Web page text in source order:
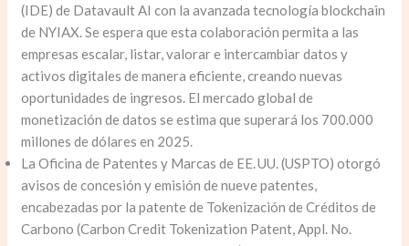
(IDE) de Datavault AI con la avanzada tecnología blockchain
de NYIAX. Se espera que esta colaboración permita a las
empresas escalar, listar, valorar e intercambiar datos y
activos digitales de manera eficiente, creando nuevas
oportunidades de ingresos. El mercado global de
monetización de datos se estima que superará los 700.000
millones de dólares en 2025.
La Oficina de Patentes y Marcas de EE. UU. (USPTO) otorgó
avisos de concesión y emisión de nueve patentes,
encabezadas por la patente de Tokenización de Créditos de
Carbono (Carbon Credit Tokenization Patent, Appl. No.